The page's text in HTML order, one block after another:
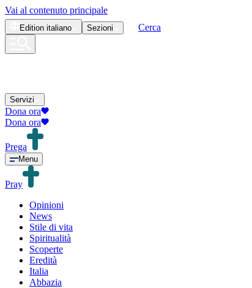
Vai al contenuto principale
Edition italiano Sezioni Cerca
Servizi
Dona ora
Dona ora
Prega
Menu
Pray
Opinioni
News
Stile di vita
Spiritualità
Scoperte
Eredità
Italia
Abbazia